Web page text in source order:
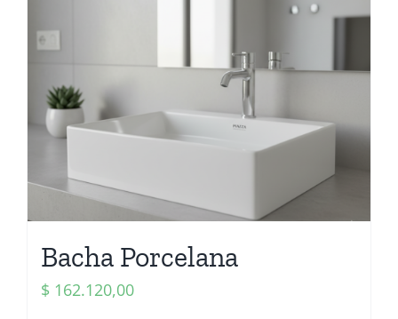
Bacha Porcelana
$ 162.120,00